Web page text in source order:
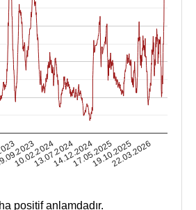
10.02.2024
13.07.2024
14.12.2024
17.05.2025
19.10.2025
22.03.2026
positif anlamdadır.